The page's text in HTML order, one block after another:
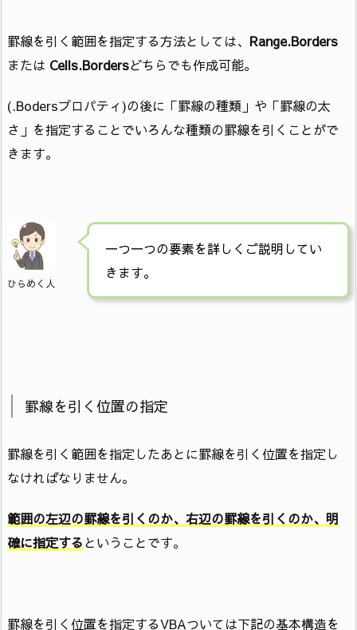
罫線を引く範囲を指定する方法としては、 Range.Borders
または Cells.Bordersどちらでも作成可能。
(.Bodersプロパティ)の後に「罫線の種類」や「罫線の太
さ」を指定することでいろんな種類の罫線を引くことがで
きます。
ひらめく人
一つ一つの要素を詳しくご説明してい
きます。
罫線を引く位置の指定
罫線を引く範囲を指定したあとに罫線を引く位置を指定し
なければなりません。
範囲の左辺の罫線を引くのか、右辺の罫線を引くのか、明
確に指定するということです。
罫線を引く位置を指定するVBAついては下記の基本構造を